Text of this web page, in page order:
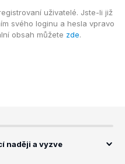
uživatelé. Jste-li již
svého loginu a hesla vpravo
obsah můžete zde.
naději a vyzve